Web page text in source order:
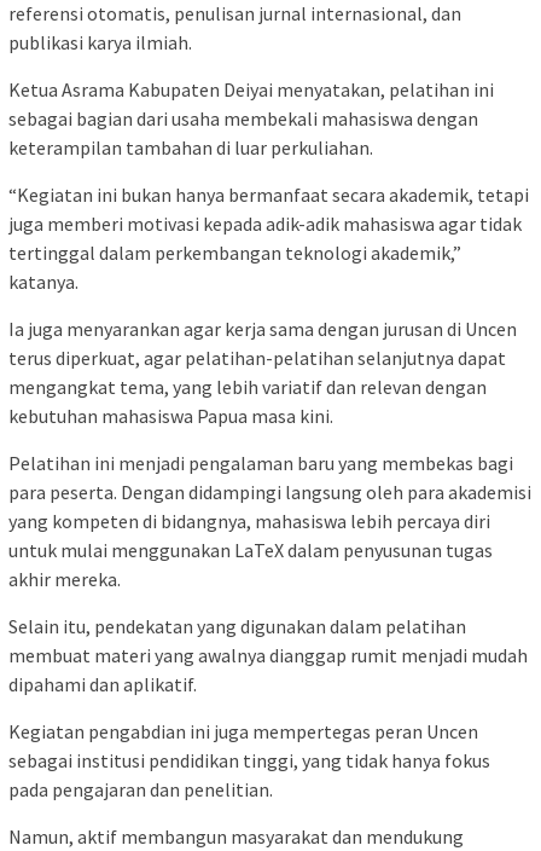
referensi otomatis, penulisan jurnal internasional, dan
publikasi karya ilmiah.
Ketua Asrama Kabupaten Deiyai menyatakan, pelatihan ini
sebagai bagian dari usaha membekali mahasiswa dengan
keterampilan tambahan di luar perkuliahan.
“Kegiatan ini bukan hanya bermanfaat secara akademik, tetapi
juga memberi motivasi kepada adik-adik mahasiswa agar tidak
tertinggal dalam perkembangan teknologi akademik,”
katanya.
Ia juga menyarankan agar kerja sama dengan jurusan di Uncen
terus diperkuat, agar pelatihan-pelatihan selanjutnya dapat
mengangkat tema, yang lebih variatif dan relevan dengan
kebutuhan mahasiswa Papua masa kini.
Pelatihan ini menjadi pengalaman baru yang membekas bagi
para peserta. Dengan didampingi langsung oleh para akademisi
yang kompeten di bidangnya, mahasiswa lebih percaya diri
untuk mulai menggunakan LaTeX dalam penyusunan tugas
akhir mereka.
Selain itu, pendekatan yang digunakan dalam pelatihan
membuat materi yang awalnya dianggap rumit menjadi mudah
dipahami dan aplikatif.
Kegiatan pengabdian ini juga mempertegas peran Uncen
sebagai institusi pendidikan tinggi, yang tidak hanya fokus
pada pengajaran dan penelitian.
Namun, aktif membangun masyarakat dan mendukung